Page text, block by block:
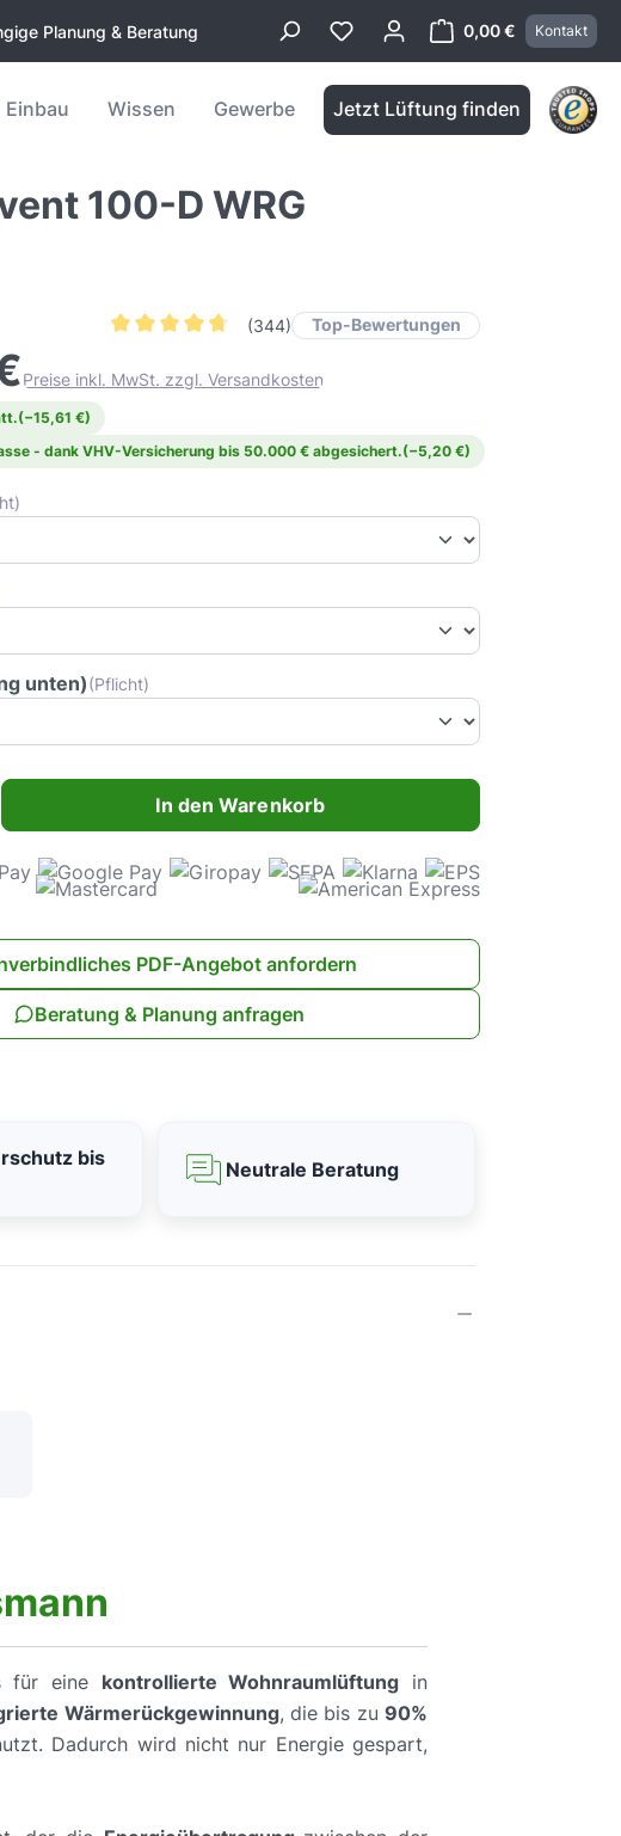
Planung & Beratung 0,00 €
Warenkorb
Kontakt
Einbau Wissen Gewerbe Jetzt Lüftung finden
100-D WRG
(344) Top-Bewertungen
Preise inkl. MwSt. zzgl. Versandkosten
(−15,61 €)
- dank VHV-Versicherung bis 50.000 € abgesichert.(−5,20 €)
unten)(Pflicht)
Anzahl: Gib den gewünschten Wert ein oder benutze die Schaltflächen
In den Warenkorb
PDF-Angebot anfordern
Beratung & Planung anfragen
bis
Neutrale Beratung
für eine kontrollierte Wohnraumlüftung in
Wärmerückgewinnung, die bis zu90%
Dadurch wird nicht nur Energie gespart,